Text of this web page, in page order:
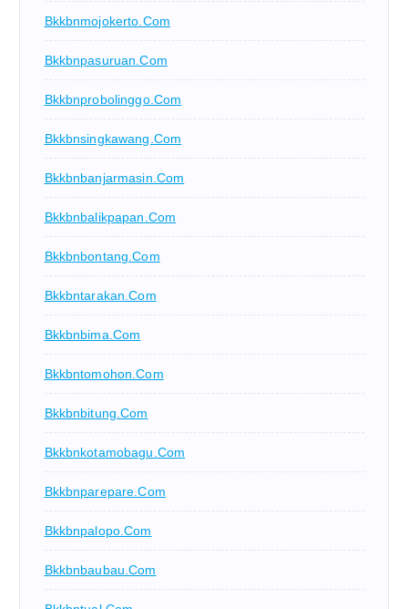
Bkkbnmojokerto.com
Bkkbnpasuruan.com
Bkkbnprobolinggo.com
Bkkbnsingkawang.com
Bkkbnbanjarmasin.com
Bkkbnbalikpapan.com
Bkkbnbontang.com
Bkkbntarakan.com
Bkkbnbima.com
Bkkbntomohon.com
Bkkbnbitung.com
Bkkbnkotamobagu.com
Bkkbnparepare.com
Bkkbnpalopo.com
Bkkbnbaubau.com